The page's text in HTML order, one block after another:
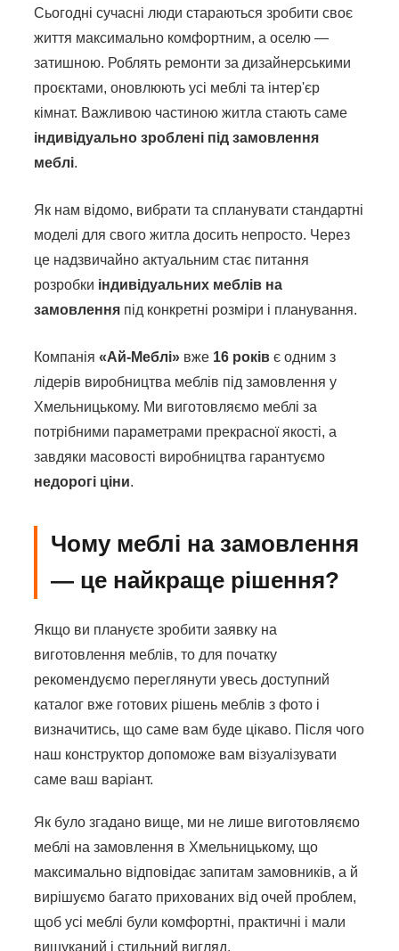
Сьогодні сучасні люди стараються зробити своє
життя максимально комфортним, а оселю —
затишною. Роблять ремонти за дизайнерськими
проєктами, оновлюють усі меблі та інтер'єр
кімнат. Важливою частиною житла стають саме
індивідуально зроблені під замовлення
меблі.
Як нам відомо, вибрати та спланувати стандартні
моделі для свого житла досить непросто. Через
це надзвичайно актуальним стає питання
розробки індивідуальних меблів на
замовлення під конкретні розміри і планування.
Компанія «Ай-Меблі» вже 16 років є одним з
лідерів виробництва меблів під замовлення у
Хмельницькому. Ми виготовляємо меблі за
потрібними параметрами прекрасної якості, а
завдяки масовості виробництва гарантуємо
недорогі ціни.
Чому меблі на замовлення
— це найкраще рішення?
Якщо ви плануєте зробити заявку на
виготовлення меблів, то для початку
рекомендуємо переглянути увесь доступний
каталог вже готових рішень меблів з фото і
визначитись, що саме вам буде цікаво. Після чого
наш конструктор допоможе вам візуалізувати
саме ваш варіант.
Як було згадано вище, ми не лише виготовляємо
меблі на замовлення в Хмельницькому, що
максимально відповідає запитам замовників, а й
вирішуємо багато прихованих від очей проблем,
щоб усі меблі були комфортні, практичні і мали
вишуканий і стильний вигляд.